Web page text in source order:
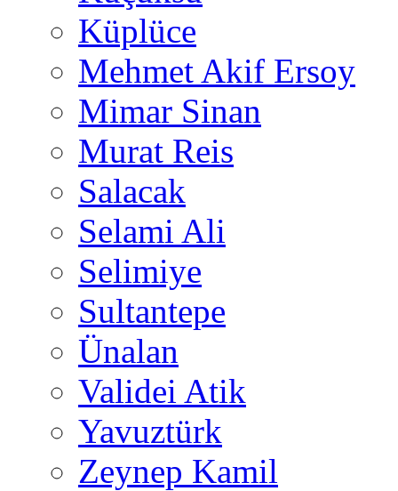
Küplüce
Mehmet Akif Ersoy
Mimar Sinan
Murat Reis
Salacak
Selami Ali
Selimiye
Sultantepe
Ünalan
Validei Atik
Yavuztürk
Zeynep Kamil